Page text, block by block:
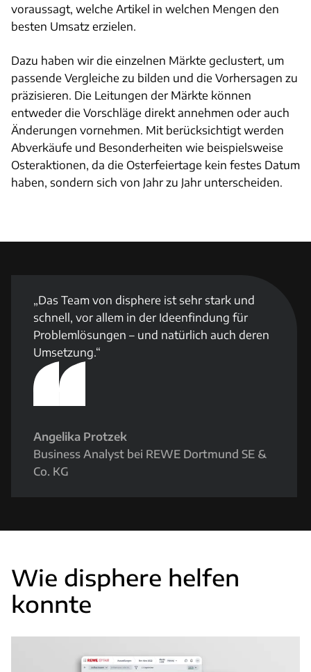
voraussagt, welche Artikel in welchen Mengen den
besten Umsatz erzielen.
Dazu haben wir die einzelnen Märkte geclustert, um
passende Vergleiche zu bilden und die Vorhersagen zu
präzisieren. Die Leitungen der Märkte können
entweder die Vorschläge direkt annehmen oder auch
Änderungen vornehmen. Mit berücksichtigt werden
Abverkäufe und Besonderheiten wie beispielsweise
Osteraktionen, da die Osterfeiertage kein festes Datum
haben, sondern sich von Jahr zu Jahr unterscheiden.
Angelika Protzek
Business Analyst bei REWE Dortmund SE &
Co. KG
Das Team von disphere ist sehr stark und
schnell, vor allem in der Ideenfindung für
Problemlösungen – und natürlich auch deren
Umsetzung.
Wie disphere helfen
konnte